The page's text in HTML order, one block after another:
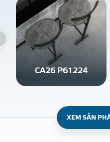
CA26 P61224
XEM SẢN